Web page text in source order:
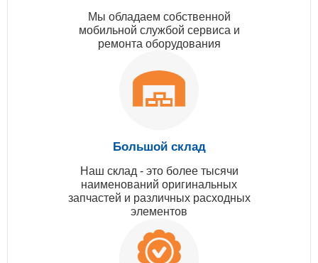
Мы обладаем собственной
мобильной службой сервиса и
ремонта оборудования
Большой склад
Наш склад - это более тысячи
наименований оригинальных
запчастей и различных расходных
элементов